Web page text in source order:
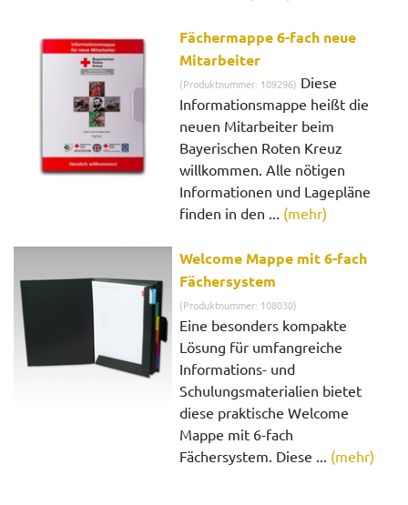
Fächermappe 6-fach neue
Mitarbeiter
(Produktnummer: 109296) Diese
Informationsmappe heißt die
neuen Mitarbeiter beim
Bayerischen Roten Kreuz
willkommen. Alle nötigen
Informationen und Lagepläne
finden in den ... (mehr)
Welcome Mappe mit 6-fach
Fächersystem
(Produktnummer: 108030)
Eine besonders kompakte
Lösung für umfangreiche
Informations- und
Schulungsmaterialien bietet
diese praktische Welcome
Mappe mit 6-fach
Fächersystem. Diese ... (mehr)